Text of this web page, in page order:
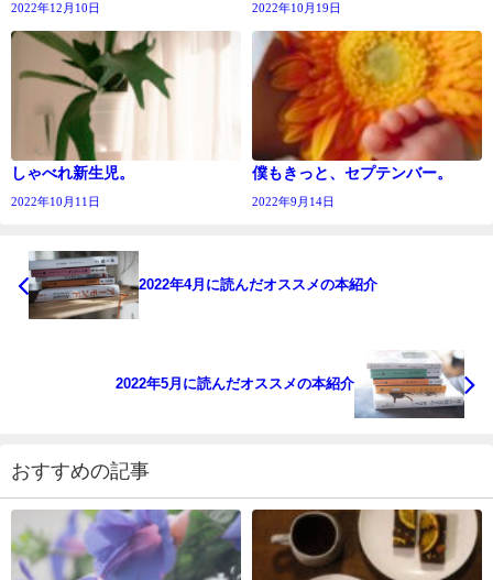
2022年12月10日 2022年10月19日
しゃべれ新生児。
2022年10月11日
僕もきっと、セプテンバー。
2022年9月14日
2022年4月に読んだオススメの本紹介
2022年5月に読んだオススメの本紹介
おすすめの記事